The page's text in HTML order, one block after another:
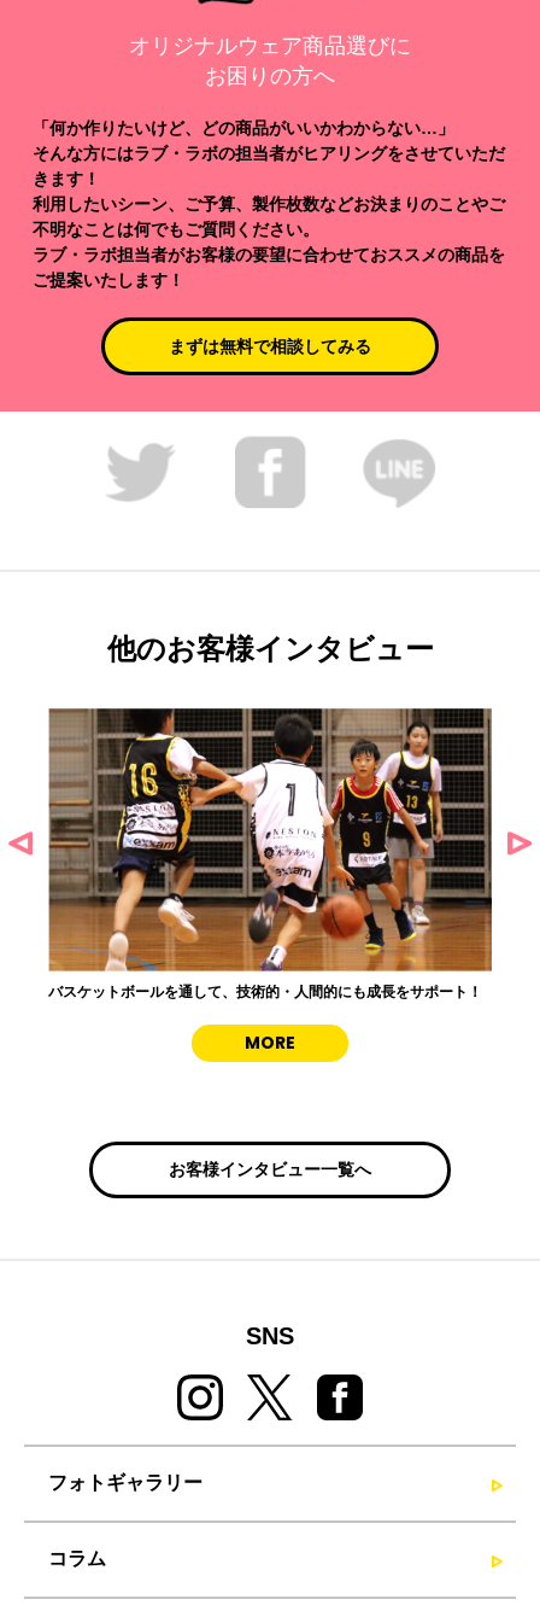
オリジナルウェア商品選びに
お困りの方へ
「何か作りたいけど、どの商品がいいかわからない…」
そんな方にはラブ・ラボの担当者がヒアリングをさせていただ
きます！
利用したいシーン、ご予算、製作枚数などお決まりのことやご
不明なことは何でもご質問ください。
ラブ・ラボ担当者がお客様の要望に合わせておススメの商品を
ご提案いたします！
まずは無料で相談してみる
他のお客様インタビュー
バスケットボールを通して、技術的・人間的にも成長をサポート！
MORE
お客様インタビュー一覧へ
SNS
フォトギャラリー
コラム